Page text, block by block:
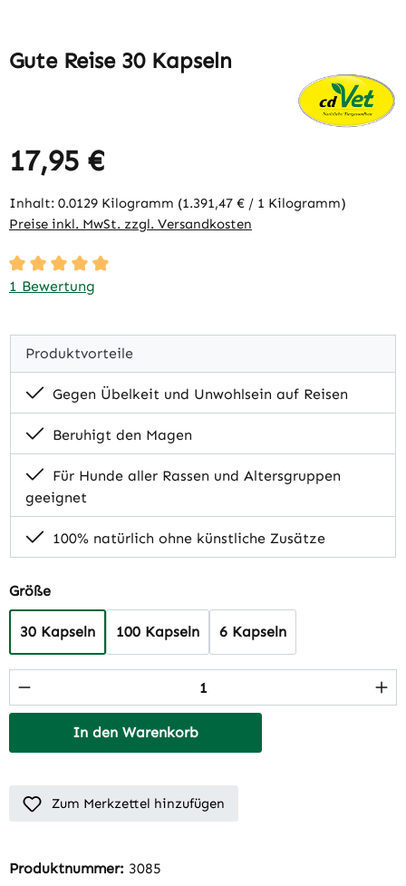
Gute Reise 30 Kapseln
Regulärer Preis:
17,95 €
Inhalt: 0.0129 Kilogramm (1.391,47 € / 1 Kilogramm)
Preise inkl. MwSt. zzgl. Versandkosten
Durchschnittliche Bewertung von 5 von 5 Sternen
1 Bewertung
Produktvorteile
Gegen Übelkeit und Unwohlsein auf Reisen
Beruhigt den Magen
Für Hunde aller Rassen und Altersgruppen
geeignet
100% natürlich ohne künstliche Zusätze
Größeauswählen
30 Kapseln 100 Kapseln 6 Kapseln
Produkt Anzahl: Gib den gewünschten
In den Warenkorb
Zum Merkzettel hinzufügen
Produktnummer: 3085